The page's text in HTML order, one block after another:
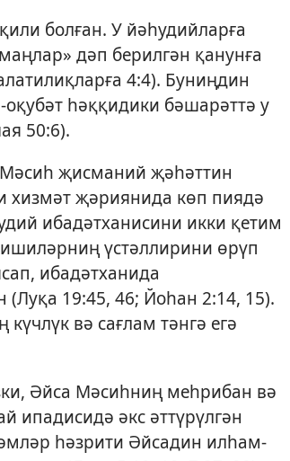
болған. У йәһудийларға
дәп берилгән қанунға
4:4). Буниңдин
һәққидики бәшарәттә у
50:6).
җисманий җәһәттин
хизмәт җәриянида көп пиядә
ибадәтханисини икки қетим
үстәллирини өрүп
ибадәтханида
(Луқа 19:45, 46; Йоһан 2:14, 15).
вә сағлам тәнгә егә
Әйса Мәсиһниң меһрибан вә
ипадисидә әкс әттүрүлгән
һәзрити Әйсадин илһам-